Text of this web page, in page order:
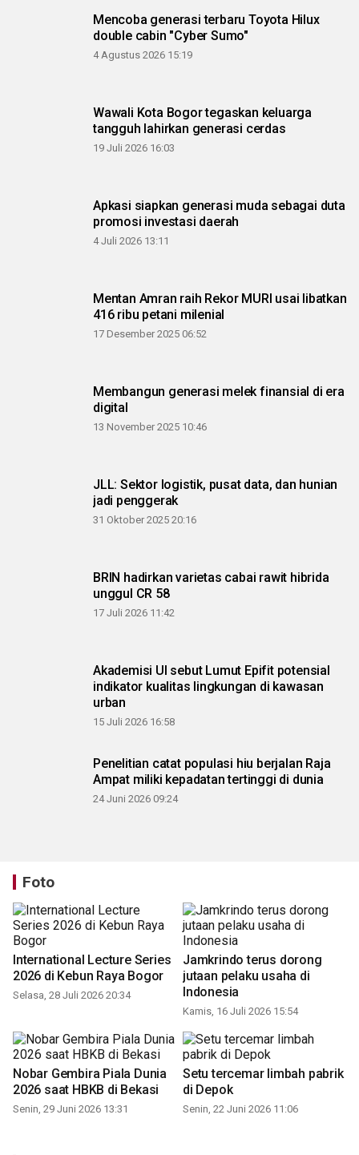
Mencoba generasi terbaru Toyota Hilux
double cabin "Cyber Sumo"
4 Agustus 2026 15:19
Wawali Kota Bogor tegaskan keluarga
tangguh lahirkan generasi cerdas
19 Juli 2026 16:03
Apkasi siapkan generasi muda sebagai duta
promosi investasi daerah
4 Juli 2026 13:11
Mentan Amran raih Rekor MURI usai libatkan
416 ribu petani milenial
17 Desember 2025 06:52
Membangun generasi melek finansial di era
digital
13 November 2025 10:46
JLL: Sektor logistik, pusat data, dan hunian
jadi penggerak
31 Oktober 2025 20:16
BRIN hadirkan varietas cabai rawit hibrida
unggul CR 58
17 Juli 2026 11:42
Akademisi UI sebut Lumut Epifit potensial
indikator kualitas lingkungan di kawasan
urban
15 Juli 2026 16:58
Penelitian catat populasi hiu berjalan Raja
Ampat miliki kepadatan tertinggi di dunia
24 Juni 2026 09:24
Foto
International Lecture Series
2026 di Kebun Raya Bogor
Selasa, 28 Juli 2026 20:34
Jamkrindo terus dorong
jutaan pelaku usaha di
Indonesia
Kamis, 16 Juli 2026 15:54
Nobar Gembira Piala Dunia
2026 saat HBKB di Bekasi
Senin, 29 Juni 2026 13:31
Setu tercemar limbah pabrik
di Depok
Senin, 22 Juni 2026 11:06